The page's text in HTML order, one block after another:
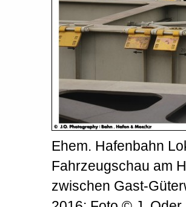
Ehem. Hafenbahn
Fahrzeugschau am
zwischen Gast-